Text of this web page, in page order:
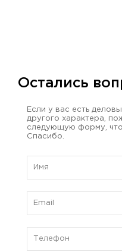
Остались
Если у вас есть
другого характера,
следующую форму,
Спасибо.